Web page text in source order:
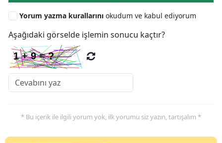
Yorum yazma kurallarını okudum ve kabul ediyorum
Aşağıdaki görselde işlemin sonucu kaçtır?
* Bu içerik ile ilgili yorum yok, ilk yorumu siz yazın, tartışalım *